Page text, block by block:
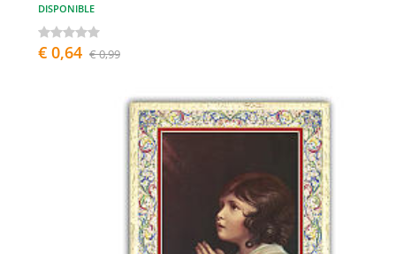
DISPONIBLE
€ 0,64 € 0,99